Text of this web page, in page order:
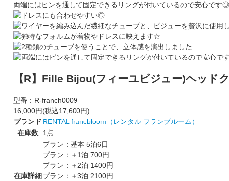
両端にはピンを通して固定できるリングが付いているので安心です◎
【R】Fille Bijou(フィーユビジュー)ヘッド
型番： R-franch0009
16,000円(税込17,600円)
ブランド RENTAL francbloom（レンタル フランブルーム）
在庫数
1点
在庫詳細
プラン：基本 5泊6日
プラン：＋1泊 700円
プラン：＋2泊 1400円
プラン：＋3泊 2100円